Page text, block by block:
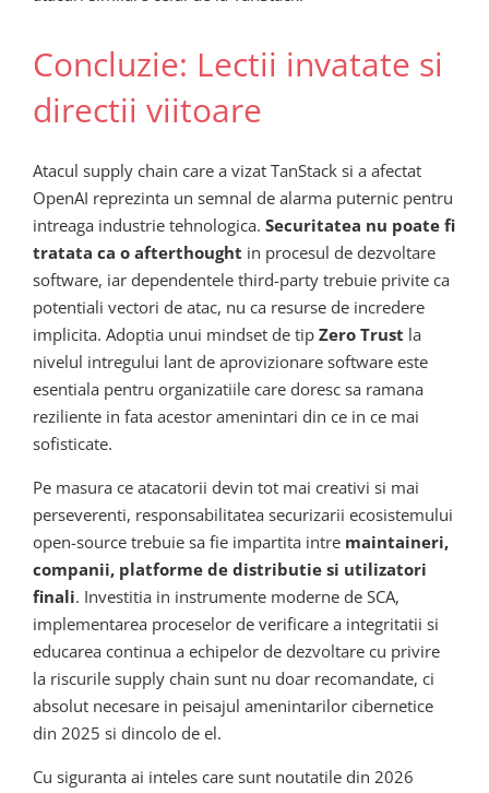
Concluzie: Lectii invatate si
directii viitoare
Atacul supply chain care a vizat TanStack si a afectat
OpenAI reprezinta un semnal de alarma puternic pentru
intreaga industrie tehnologica. Securitatea nu poate fi
tratata ca o afterthought in procesul de dezvoltare
software, iar dependentele third-party trebuie privite ca
potentiali vectori de atac, nu ca resurse de incredere
implicita. Adoptia unui mindset de tip Zero Trust la
nivelul intregului lant de aprovizionare software este
esentiala pentru organizatiile care doresc sa ramana
reziliente in fata acestor amenintari din ce in ce mai
sofisticate.
Pe masura ce atacatorii devin tot mai creativi si mai
perseverenti, responsabilitatea securizarii ecosistemului
open-source trebuie sa fie impartita intre maintaineri,
companii, platforme de distributie si utilizatori
finali. Investitia in instrumente moderne de SCA,
implementarea proceselor de verificare a integritatii si
educarea continua a echipelor de dezvoltare cu privire
la riscurile supply chain sunt nu doar recomandate, ci
absolut necesare in peisajul amenintarilor cibernetice
din 2025 si dincolo de el.
Cu siguranta ai inteles care sunt noutatile din 2026